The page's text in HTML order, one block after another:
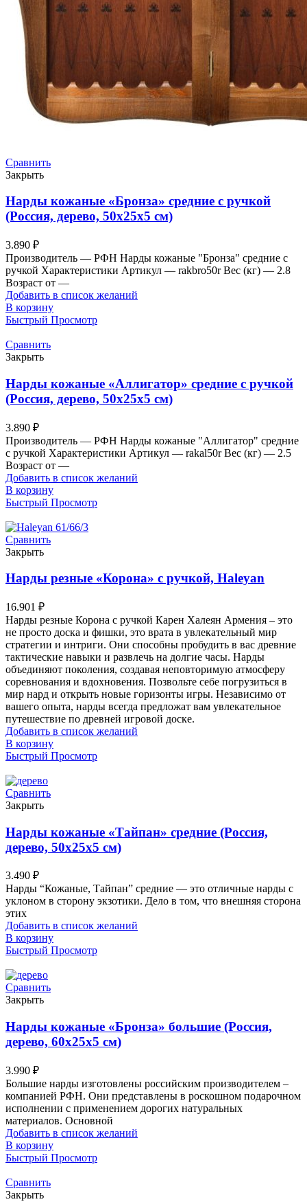
Сравнить
Закрыть
Нарды кожаные «Бронза» средние с ручкой
(Россия, дерево, 50х25х5 см)
3.890 ₽
Производитель — РФН Нарды кожаные "Бронза" средние с
ручкой Характеристики Артикул — rakbro50r Вес (кг) — 2.8
Возраст от —
Добавить в список желаний
В корзину
Быстрый Просмотр
Сравнить
Закрыть
Нарды кожаные «Аллигатор» средние с ручкой
(Россия, дерево, 50х25х5 см)
3.890 ₽
Производитель — РФН Нарды кожаные "Аллигатор" средние
с ручкой Характеристики Артикул — rakal50r Вес (кг) — 2.5
Возраст от —
Добавить в список желаний
В корзину
Быстрый Просмотр
Сравнить
Закрыть
Нарды резные «Корона» с ручкой, Haleyan
16.901 ₽
Нарды резные Корона с ручкой Карен Халеян Армения – это
не просто доска и фишки, это врата в увлекательный мир
стратегии и интриги. Они способны пробудить в вас древние
тактические навыки и развлечь на долгие часы. Нарды
объединяют поколения, создавая неповторимую атмосферу
соревнования и вдохновения. Позвольте себе погрузиться в
мир нард и открыть новые горизонты игры. Независимо от
вашего опыта, нарды всегда предложат вам увлекательное
путешествие по древней игровой доске.
Добавить в список желаний
В корзину
Быстрый Просмотр
Сравнить
Закрыть
Нарды кожаные «Тайпан» средние (Россия,
дерево, 50х25х5 см)
3.490 ₽
Нарды “Кожаные, Тайпан” средние — это отличные нарды с
уклоном в сторону экзотики. Дело в том, что внешняя сторона
этих
Добавить в список желаний
В корзину
Быстрый Просмотр
Сравнить
Закрыть
Нарды кожаные «Бронза» большие (Россия,
дерево, 60х25х5 см)
3.990 ₽
Большие нарды изготовлены российским производителем –
компанией РФН. Они представлены в роскошном подарочном
исполнении с применением дорогих натуральных
материалов. Основной
Добавить в список желаний
В корзину
Быстрый Просмотр
Сравнить
Закрыть